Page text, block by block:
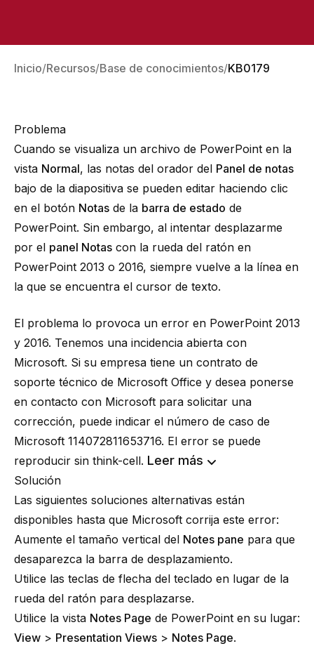
Inicio Recursos Base de conocimientos KB0179
Problema
Cuando se visualiza un archivo de PowerPoint en la
vista Normal, las notas del orador del Panel de notas
bajo de la diapositiva se pueden editar haciendo clic
en el botón Notas de la barra de estado de
PowerPoint. Sin embargo, al intentar desplazarme
por el panel Notas con la rueda del ratón en
PowerPoint 2013 o 2016, siempre vuelve a la línea en
la que se encuentra el cursor de texto.
El problema lo provoca un error en PowerPoint 2013
y 2016. Tenemos una incidencia abierta con
Microsoft. Si su empresa tiene un contrato de
soporte técnico de Microsoft Office y desea ponerse
en contacto con Microsoft para solicitar una
corrección, puede indicar el número de caso de
Microsoft 114072811653716. El error se puede
reproducir sin think-cell. Leer más
Solución
Las siguientes soluciones alternativas están
disponibles hasta que Microsoft corrija este error:
Aumente el tamaño vertical del Notes pane para que
desaparezca la barra de desplazamiento.
Utilice las teclas de flecha del teclado en lugar de la
rueda del ratón para desplazarse.
Utilice la vista Notes Page de PowerPoint en su lugar:
View > Presentation Views > Notes Page.